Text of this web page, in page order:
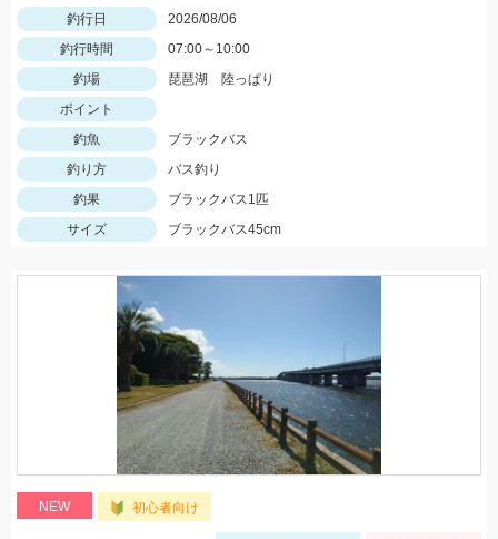
釣行日
2026/08/06
釣行時間
07:00～10:00
釣場
琵琶湖 陸っぱり
ポイント
釣魚
ブラックバス
釣り方
バス釣り
釣果
ブラックバス1匹
サイズ
ブラックバス45cm
NEW 初心者向け